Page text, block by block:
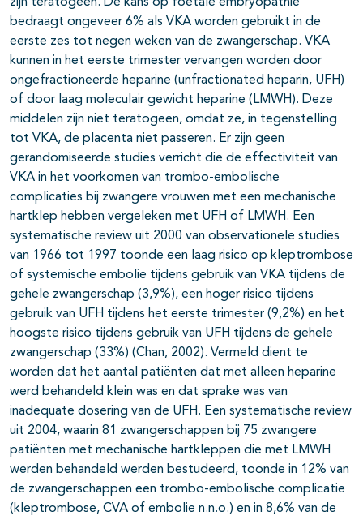
bedraagt ongeveer 6% als VKA worden gebruikt in de
eerste zes tot negen weken van de zwangerschap. VKA
kunnen in het eerste trimester vervangen worden door
ongefractioneerde heparine (unfractionated heparin, UFH)
of door laag moleculair gewicht heparine (LMWH). Deze
middelen zijn niet teratogeen, omdat ze, in tegenstelling
tot VKA, de placenta niet passeren. Er zijn geen
gerandomiseerde studies verricht die de effectiviteit van
VKA in het voorkomen van trombo-embolische
complicaties bij zwangere vrouwen met een mechanische
hartklep hebben vergeleken met UFH of LMWH. Een
systematische review uit 2000 van observationele studies
van 1966 tot 1997 toonde een laag risico op kleptrombose
of systemische embolie tijdens gebruik van VKA tijdens de
gehele zwangerschap (3,9%), een hoger risico tijdens
gebruik van UFH tijdens het eerste trimester (9,2%) en het
hoogste risico tijdens gebruik van UFH tijdens de gehele
zwangerschap (33%) (Chan, 2002). Vermeld dient te
worden dat het aantal patiënten dat met alleen heparine
werd behandeld klein was en dat sprake was van
inadequate dosering van de UFH. Een systematische review
uit 2004, waarin 81 zwangerschappen bij 75 zwangere
patiënten met mechanische hartkleppen die met LMWH
werden behandeld werden bestudeerd, toonde in 12% van
de zwangerschappen een trombo-embolische complicatie
(kleptrombose, CVA of embolie n.n.o.) en in 8,6% van de